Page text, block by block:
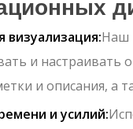
визуализация:Наш
и
и описания, а
и усилий: